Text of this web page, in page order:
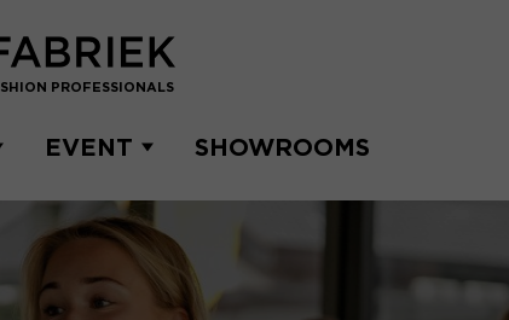
PROFESSIONALS
EVENT SHOWROOMS